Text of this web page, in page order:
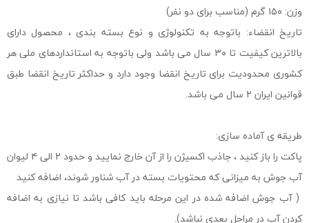
وزن: ۱۵۰ گرم (مناسب برای دو نفر)
تاریخ انقضاء: باتوجه به تکنولوژی و نوع بسته بندی ، محصول دارای
بالاترین کیفیت تا ۳۰ سال می باشد ولی باتوجه به استانداردهای ملی هر
کشوری محدودیت برای تاریخ انقضا وجود دارد و حداکثر تاریخ انقضا طبق
قوانین ایران ۲ سال می باشد.
طریقه ی آماده سازی:
پاکت را باز کنید ، جاذب اکسیژن را از آن خارج نمایید و حدود ۲ الی ۴ لیوان
آب جوش به میزانی که محتویات بسته در آب شناور شوند، اضافه کنید
( آب جوش اضافه شده در این مرحله باید کافی باشد تا نیازی به اضافه
کردن آب در مراحل بعدی نباشد).